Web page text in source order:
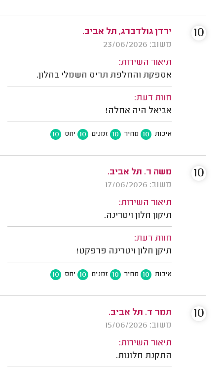
ירדן גולדברג, תל אביב.
משוב: 23/06/2026
תיאור השירות:
אספקת והחלפת תריס חשמלי בחלון.
חוות דעת:
אביאל היה אחלה!
איכות 10 מחיר 10 זמנים 10 יחס 10
10
משה ר. תל אביב.
משוב: 17/06/2026
תיאור השירות:
תיקון חלון ויטרינה.
חוות דעת:
תיקן חלון ויטרינה פרפקט!
איכות 10 מחיר 10 זמנים 10 יחס 10
10
תמר ד. תל אביב.
משוב: 15/06/2026
תיאור השירות:
התקנת חלונות.
10